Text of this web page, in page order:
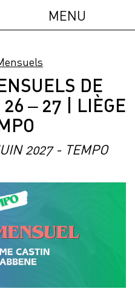
MENU
DE
– 27 | LIÈGE
2027 - TEMPO